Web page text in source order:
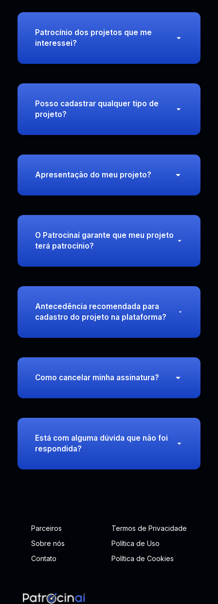
Patrocínio dos projetos que me
interessei?
Posso cadastrar qualquer tipo de
projeto?
Apresentação do meu projeto?
O Patrocinaí garante que meu projeto
terá patrocínio?
Antecedência recomendada para
cadastro do projeto na plataforma?
Como cancelar minha assinatura?
Está com alguma dúvida que não foi
respondida?
Parceiros
Termos de Privacidade
Sobre nós
Política de Uso
Contato
Política de Cookies